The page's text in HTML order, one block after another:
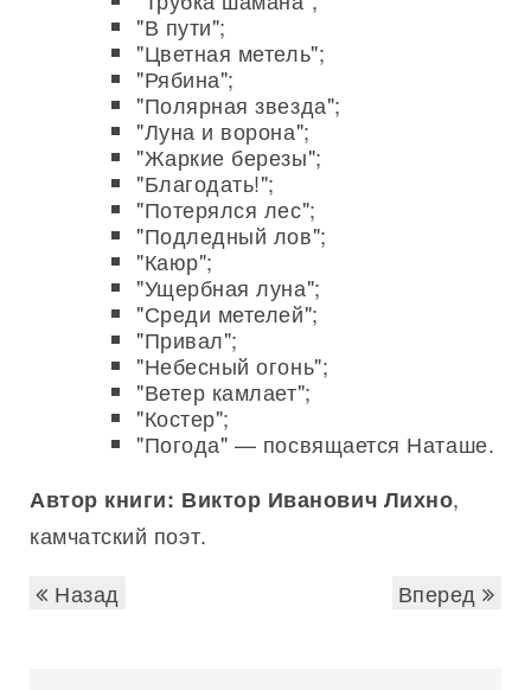
"В пути";
"Цветная метель";
"Рябина";
"Полярная звезда";
"Луна и ворона";
"Жаркие березы";
"Благодать!";
"Потерялся лес";
"Подледный лов";
"Каюр";
"Ущербная луна";
"Среди метелей";
"Привал";
"Небесный огонь";
"Ветер камлает";
"Костер";
"Погода" — посвящается Наташе.
Автор книги: Виктор Иванович Лихно,
камчатский поэт.
Назад
Вперед